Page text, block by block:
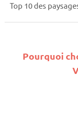
Top 10 des
Pourquoi